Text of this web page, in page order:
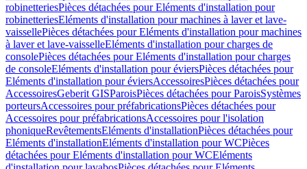
robinetteriesPièces détachées pour Eléments d'installation pour
robinetteriesEléments d'installation pour machines à laver et lave-
vaissellePièces détachées pour Eléments d'installation pour machines
à laver et lave-vaisselleEléments d'installation pour charges de
consolePièces détachées pour Eléments d'installation pour charges
de consoleEléments d'installation pour éviersPièces détachées pour
Eléments d'installation pour éviersAccessoiresPièces détachées pour
AccessoiresGeberit GISParoisPièces détachées pour ParoisSystèmes
porteursAccessoires pour préfabricationsPièces détachées pour
Accessoires pour préfabricationsAccessoires pour l'isolation
phoniqueRevêtementsEléments d'installationPièces détachées pour
Eléments d'installationEléments d'installation pour WCPièces
détachées pour Eléments d'installation pour WCEléments